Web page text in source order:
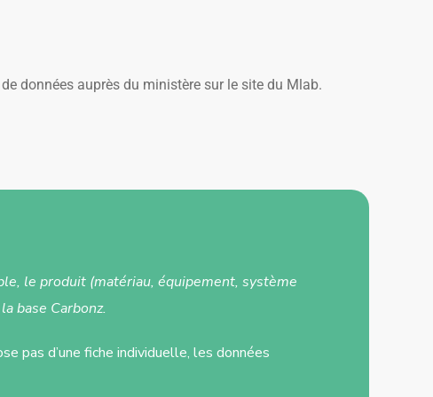
données auprès du ministère sur le site du Mlab.
le produit (matériau, équipement, système
base Carbonz.
pas d’une fiche individuelle, les données